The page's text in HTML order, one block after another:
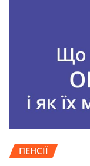
ПЕНСІЇ